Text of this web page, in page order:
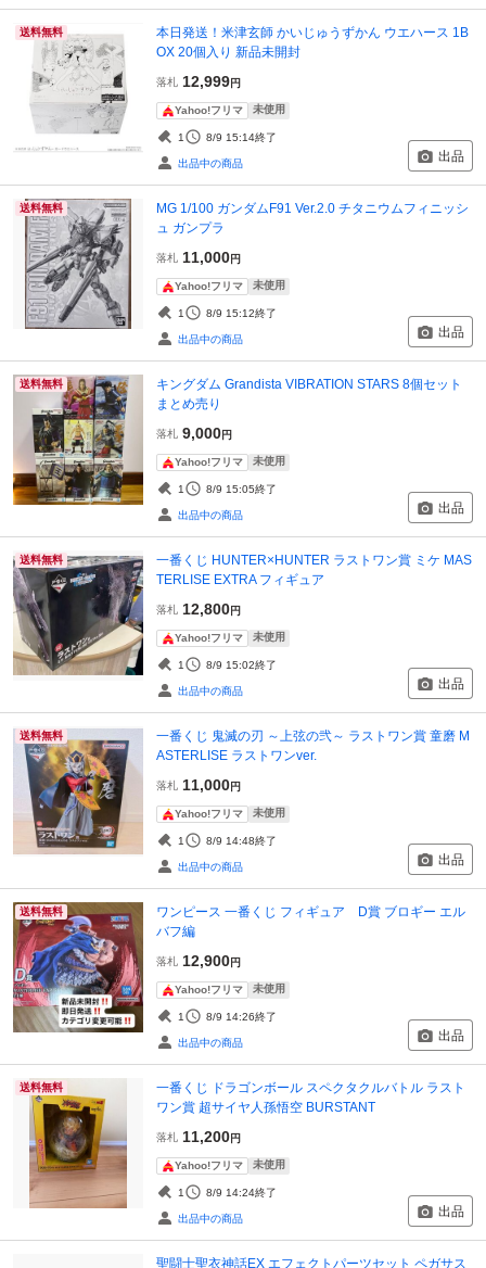
送料無料
本日発送！米津玄師 かいじゅうずかん ウエハース 1B
OX 20個入り 新品未開封
落札 12,999円
Yahoo!フリマ 未使用
1 8/9 15:14終了
出品中の商品 出品
送料無料
MG 1/100 ガンダムF91 Ver.2.0 チタニウムフィニッシ
ュ ガンプラ
落札 11,000円
Yahoo!フリマ 未使用
1 8/9 15:12終了
出品中の商品 出品
送料無料
キングダム Grandista VIBRATION STARS 8個セット
まとめ売り
落札 9,000円
Yahoo!フリマ 未使用
1 8/9 15:05終了
出品中の商品 出品
送料無料
一番くじ HUNTER×HUNTER ラストワン賞 ミケ MAS
TERLISE EXTRA フィギュア
落札 12,800円
Yahoo!フリマ 未使用
1 8/9 15:02終了
出品中の商品 出品
送料無料
一番くじ 鬼滅の刃 ～上弦の弐～ ラストワン賞 童磨 M
ASTERLISE ラストワンver.
落札 11,000円
Yahoo!フリマ 未使用
1 8/9 14:48終了
出品中の商品 出品
送料無料
ワンピース 一番くじ フィギュア D賞 ブロギー エル
バフ編
落札 12,900円
Yahoo!フリマ 未使用
1 8/9 14:26終了
出品中の商品 出品
送料無料
一番くじ ドラゴンボール スペクタクルバトル ラスト
ワン賞 超サイヤ人孫悟空 BURSTANT
落札 11,200円
Yahoo!フリマ 未使用
1 8/9 14:24終了
出品中の商品 出品
聖闘士聖衣神話EX エフェクトパーツセット ペガサス